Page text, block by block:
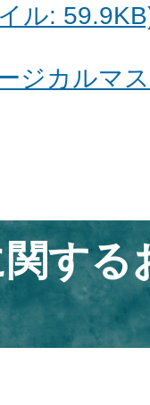
ル:
ジカルマ
する